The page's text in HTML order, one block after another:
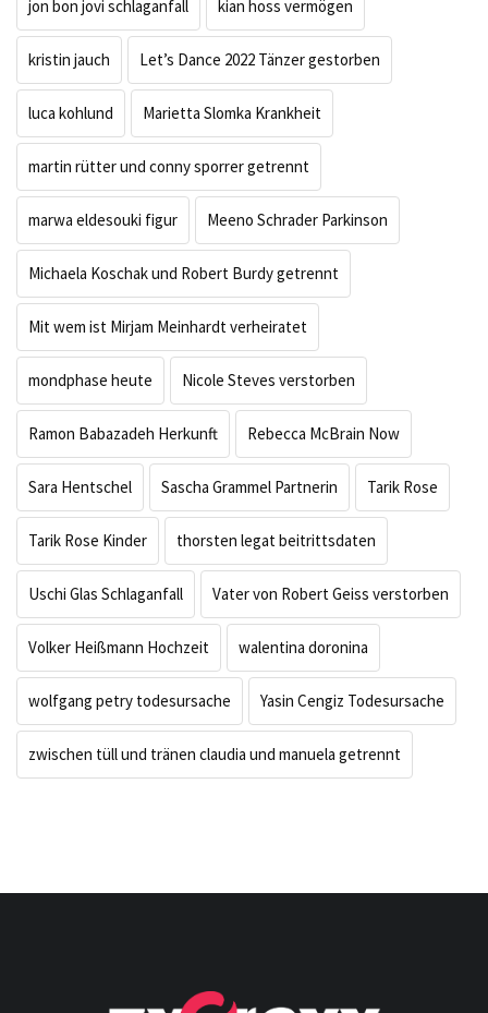
jon bon jovi schlaganfall kian hoss vermögen
kristin jauch Let’s Dance 2022 Tänzer gestorben
luca kohlund Marietta Slomka Krankheit
martin rütter und conny sporrer getrennt
marwa eldesouki figur Meeno Schrader Parkinson
Michaela Koschak und Robert Burdy getrennt
Mit wem ist Mirjam Meinhardt verheiratet
mondphase heute Nicole Steves verstorben
Ramon Babazadeh Herkunft Rebecca McBrain Now
Sara Hentschel Sascha Grammel Partnerin Tarik Rose
Tarik Rose Kinder thorsten legat beitrittsdaten
Uschi Glas Schlaganfall Vater von Robert Geiss verstorben
Volker Heißmann Hochzeit walentina doronina
wolfgang petry todesursache Yasin Cengiz Todesursache
zwischen tüll und tränen claudia und manuela getrennt